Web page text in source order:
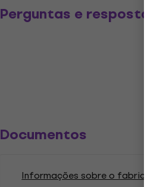
Perguntas e respostas
Documentos
Informações sobre o fabricante